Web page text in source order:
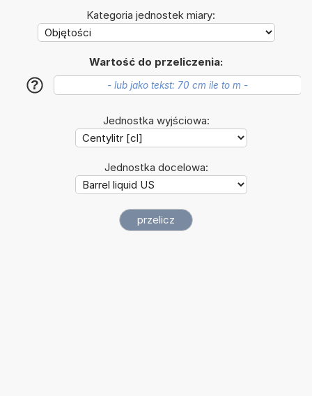
Kategoria jednostek miary:
Wartość do przeliczenia:
?
Jednostka wyjściowa:
Jednostka docelowa: